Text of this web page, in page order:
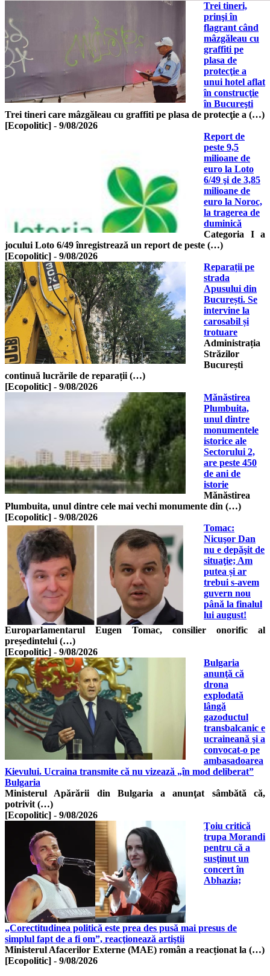
Trei tineri,
prinşi în
flagrant când
mâzgăleau cu
graffiti pe
plasa de
protecţie a
unui hotel aflat
în construcţie
în Bucureşti
Trei tineri care mâzgăleau cu graffiti pe plasa de protecţie a (…)
[Ecopolitic] - 9/08/2026
Report de
peste 9,5
milioane de
euro la Loto
6/49 şi de 3,85
milioane de
euro la Noroc,
la tragerea de
duminică
Categoria I a
jocului Loto 6/49 înregistrează un report de peste (…)
[Ecopolitic] - 9/08/2026
Reparații pe
strada
Apusului din
București. Se
intervine la
carosabil și
trotuare
Administrația
Străzilor
București
continuă lucrările de reparații (…)
[Ecopolitic] - 9/08/2026
Mănăstirea
Plumbuita,
unul dintre
monumentele
istorice ale
Sectorului 2,
are peste 450
de ani de
istorie
Mănăstirea
Plumbuita, unul dintre cele mai vechi monumente din (…)
[Ecopolitic] - 9/08/2026
Tomac:
Nicuşor Dan
nu e depăşit de
situaţie; Am
putea și ar
trebui s-avem
guvern nou
până la finalul
lui august!
Europarlamentarul Eugen Tomac, consilier onorific al
președintelui (…)
[Ecopolitic] - 9/08/2026
Bulgaria
anunţă că
drona
explodată
lângă
gazoductul
transbalcanic e
ucraineană şi a
convocat-o pe
ambasadoarea
Kievului. Ucraina transmite că nu vizează „în mod deliberat”
Bulgaria
Ministerul Apărării din Bulgaria a anunţat sâmbătă că,
potrivit (…)
[Ecopolitic] - 9/08/2026
Ţoiu critică
trupa Morandi
pentru că a
susţinut un
concert în
Abhazia;
„Corectitudinea politică este prea des pusă mai presus de
simplul fapt de a fi om”, reacţionează artiştii
Ministerul Afacerilor Externe (MAE) român a reacționat la (…)
[Ecopolitic] - 9/08/2026